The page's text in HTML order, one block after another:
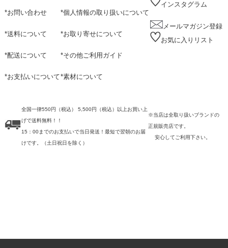
*お問い合わせ
*送料について
*配送について
*お支払いについて
*個人情報の取り扱いについて
*お取り寄せについて
*その他ご利用ガイド
*素材について
インスタグラム
メールマガジン登録
お気に入りリスト
全国一律550円（税込） 5,500円（税込）以上お買い上
げで送料無料！！
15：00までのお支払いで当日発送！最短で翌朝のお届
けです。
（土日祝日を除く）
※当店は全取り扱いブランドの
正規販売店です。
安心してご利用下さい。